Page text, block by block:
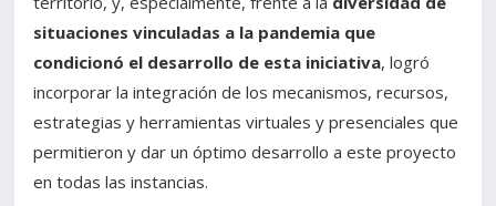
situaciones vinculadas a la pandemia que
condicionó el desarrollo de esta iniciativa, logró
incorporar la integración de los mecanismos, recursos,
estrategias y herramientas virtuales y presenciales que
permitieron y dar un óptimo desarrollo a este proyecto
en todas las instancias.